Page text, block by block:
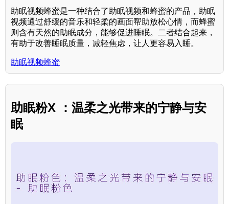
助眠视频蜂蜜是一种结合了助眠视频和蜂蜜的产品，助眠
视频通过舒缓的音乐和轻柔的画面帮助放松心情，而蜂蜜
则含有天然的助眠成分，能够促进睡眠。二者结合起来，
有助于改善睡眠质量，减轻焦虑，让人更容易入睡。
助眠视频蜂蜜
助眠粉X ：温柔之光带来的宁静与安
眠